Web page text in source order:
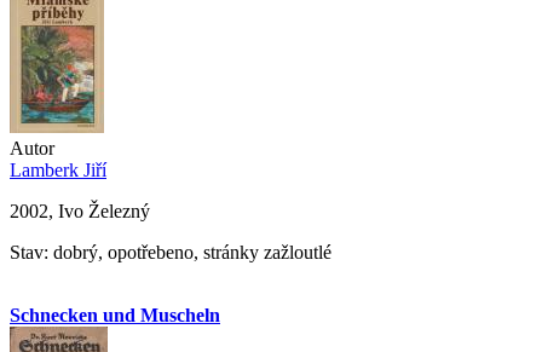
Autor
Lamberk Jiří
2002, Ivo Železný
Stav: dobrý, opotřebeno, stránky zažloutlé
Schnecken und Muscheln